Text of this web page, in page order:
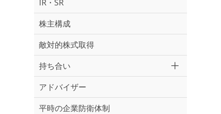
IR・SR
株主構成
敵対的株式取得
持ち合い
アドバイザー
平時の企業防衛体制